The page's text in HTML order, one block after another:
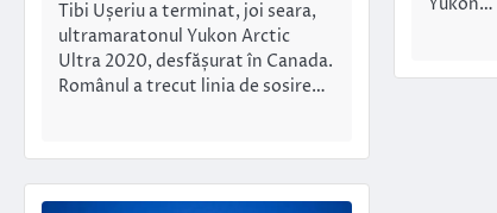
Tibi Ușeriu a terminat, joi seara,
ultramaratonul Yukon Arctic
Ultra 2020, desfășurat în Canada.
Românul a trecut linia de sosire…
Yukon…